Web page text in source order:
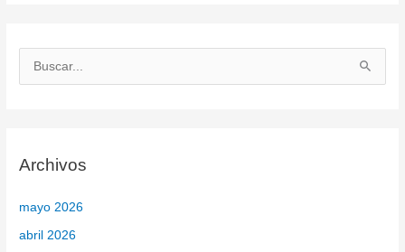
a
o
Archivos
mayo 2026
abril 2026